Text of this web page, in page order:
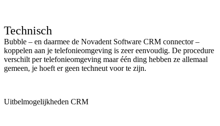
Technisch
Bubble – en daarmee de Novadent Software CRM connector –
koppelen aan je telefonieomgeving is zeer eenvoudig. De procedure
verschilt per telefonieomgeving maar één ding hebben ze allemaal
gemeen, je hoeft er geen techneut voor te zijn.
Uitbelmogelijkheden CRM